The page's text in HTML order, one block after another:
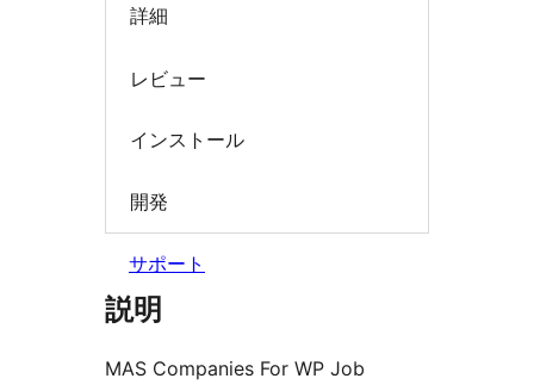
詳細
レビュー
インストール
開発
サポート
説明
MAS Companies For WP Job